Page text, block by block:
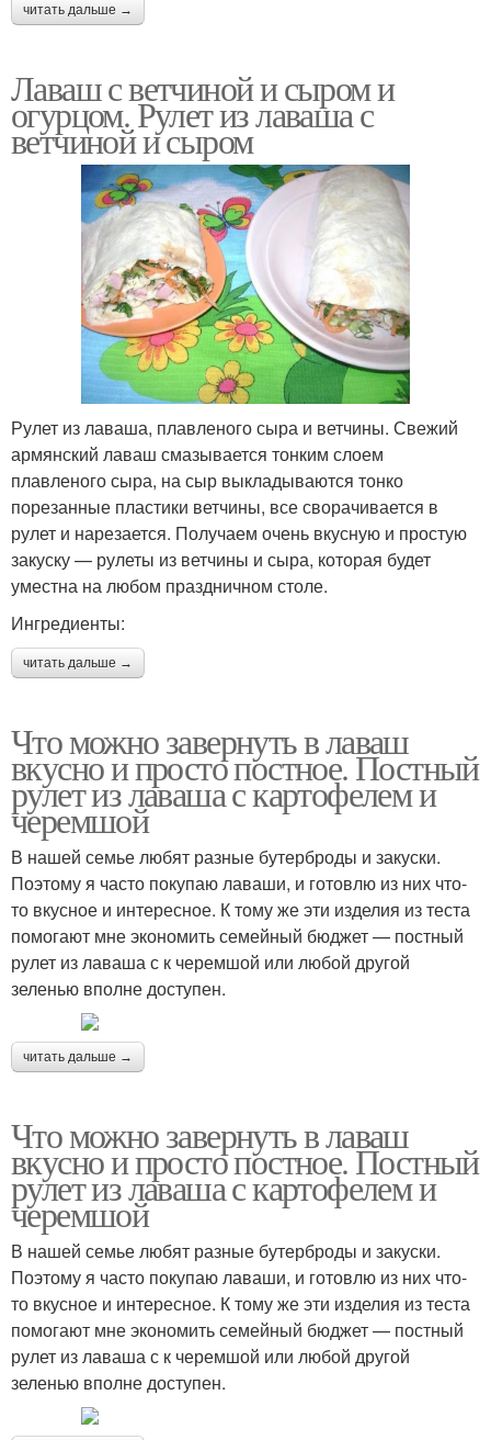
читать дальше →
Лаваш с ветчиной и сыром и
огурцом. Рулет из лаваша с
ветчиной и сыром
Рулет из лаваша, плавленого сыра и ветчины. Свежий
армянский лаваш смазывается тонким слоем
плавленого сыра, на сыр выкладываются тонко
порезанные пластики ветчины, все сворачивается в
рулет и нарезается. Получаем очень вкусную и простую
закуску — рулеты из ветчины и сыра, которая будет
уместна на любом праздничном столе.
Ингредиенты:
читать дальше →
Что можно завернуть в лаваш
вкусно и просто постное. Постный
рулет из лаваша с картофелем и
черемшой
В нашей семье любят разные бутерброды и закуски.
Поэтому я часто покупаю лаваши, и готовлю из них что-
то вкусное и интересное. К тому же эти изделия из теста
помогают мне экономить семейный бюджет — постный
рулет из лаваша с к черемшой или любой другой
зеленью вполне доступен.
читать дальше →
Что можно завернуть в лаваш
вкусно и просто постное. Постный
рулет из лаваша с картофелем и
черемшой
В нашей семье любят разные бутерброды и закуски.
Поэтому я часто покупаю лаваши, и готовлю из них что-
то вкусное и интересное. К тому же эти изделия из теста
помогают мне экономить семейный бюджет — постный
рулет из лаваша с к черемшой или любой другой
зеленью вполне доступен.